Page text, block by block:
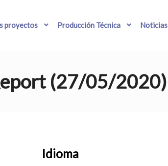
proyectos Producción Técnica Noticias
(27/05/2020)
Idioma